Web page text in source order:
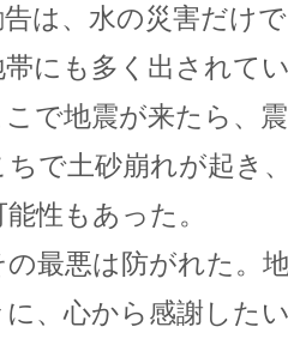
は、水の災害だけ
帯にも多く出されて
地震が来たら、震
ちで土砂崩れが起き
性もあった。
最悪は防がれた。
に、心から感謝した